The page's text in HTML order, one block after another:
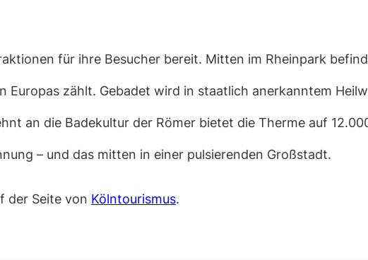
für ihre Besucher bereit. Mitten im Rheinpark
Europas zählt. Gebadet wird in staatlich anerkanntem
an die Badekultur der Römer bietet die Therme auf
– und das mitten in einer pulsierenden Großstadt.
der Seite von Kölntourismus.